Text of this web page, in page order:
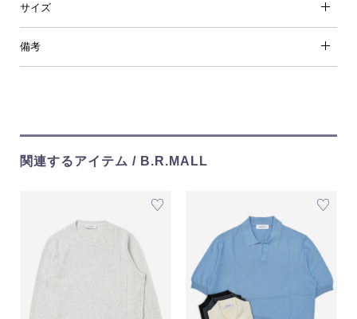
サイズ
備考
関連するアイテム / B.R.MALL